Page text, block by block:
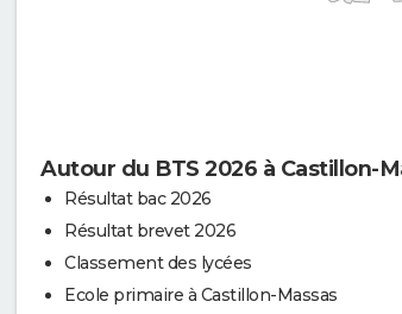
Autour du BTS 2026 à Castillon-
Résultat bac 2026
Résultat brevet 2026
Classement des lycées
Ecole primaire à Castillon-Massas